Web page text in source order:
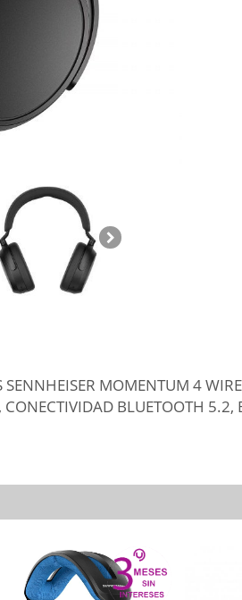
MOMENTUM 4
BLUETOOTH